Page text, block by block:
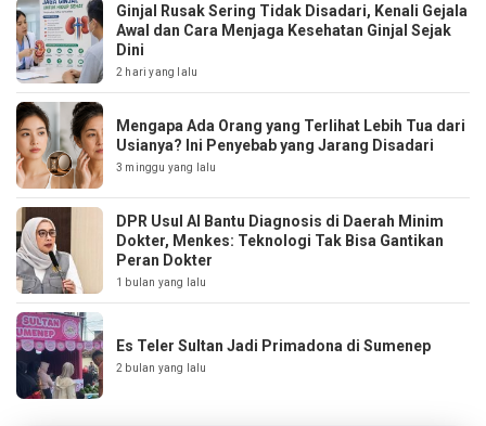
Ginjal Rusak Sering Tidak Disadari, Kenali Gejala
Awal dan Cara Menjaga Kesehatan Ginjal Sejak
Dini
2 hari yang lalu
Mengapa Ada Orang yang Terlihat Lebih Tua dari
Usianya? Ini Penyebab yang Jarang Disadari
3 minggu yang lalu
DPR Usul AI Bantu Diagnosis di Daerah Minim
Dokter, Menkes: Teknologi Tak Bisa Gantikan
Peran Dokter
1 bulan yang lalu
Es Teler Sultan Jadi Primadona di Sumenep
2 bulan yang lalu